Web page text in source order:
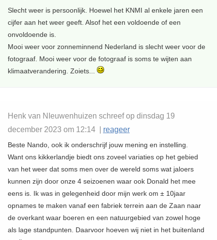
Slecht weer is persoonlijk. Hoewel het KNMI al enkele jaren een
cijfer aan het weer geeft. Alsof het een voldoende of een
onvoldoende is.
Mooi weer voor zonneminnend Nederland is slecht weer voor de
fotograaf. Mooi weer voor de fotograaf is soms te wijten aan
klimaatverandering. Zoiets...
Henk van NIeuwenhuizen schreef op dinsdag 19
december 2023 om 12:14 | reageer
Beste Nando, ook ik onderschrijf jouw mening en instelling.
Want ons kikkerlandje biedt ons zoveel variaties op het gebied
van het weer dat soms men over de wereld soms wat jaloers
kunnen zijn door onze 4 seizoenen waar ook Donald het mee
eens is. Ik was in gelegenheid door mijn werk om ± 10jaar
opnames te maken vanaf een fabriek terrein aan de Zaan naar
de overkant waar boeren en een natuurgebied van zowel hoge
als lage standpunten. Daarvoor hoeven wij niet in het buitenland